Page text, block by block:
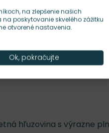
hľuzovina s výrazne
na zlepšenie našich
poskytovanie skvelého zážitku
otvorené nastavenia.
Ok, pokračujte